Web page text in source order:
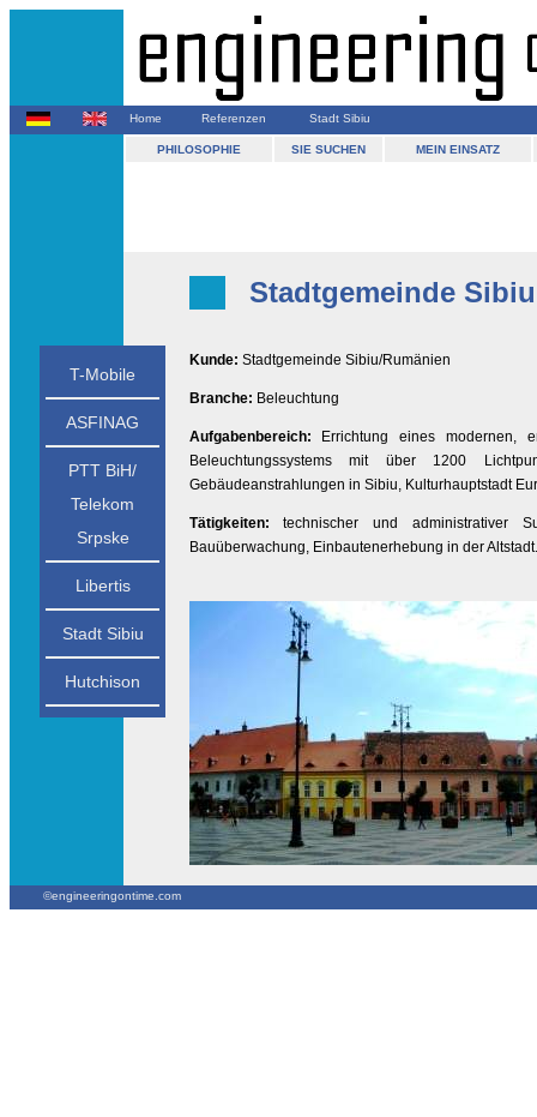
Home Referenzen Stadt Sibiu
PHILOSOPHIE SIE SUCHEN MEIN EINSATZ
Stadtgemeinde Sibiu
T-Mobile
ASFINAG
PTT BiH/
Telekom
Srpske
Libertis
Stadt Sibiu
Hutchison
Kunde: Stadtgemeinde Sibiu/Rumänien
Branche: Beleuchtung
Aufgabenbereich:
Errichtung eines modernen,
Beleuchtungssystems mit über 1200
Gebäudeanstrahlungen in Sibiu, Kulturhauptstadt
Tätigkeiten:technischer und administrativer
Bauüberwachung, Einbautenerhebung in der Altstadt.
©engineeringontime.com